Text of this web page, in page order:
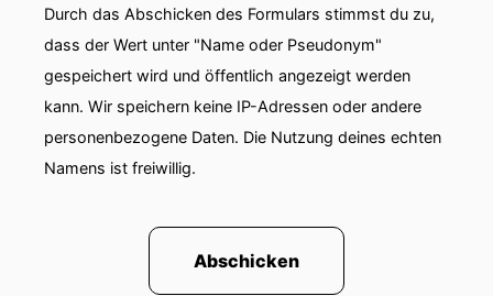
Durch das Abschicken des Formulars stimmst du zu,
dass der Wert unter "Name oder Pseudonym"
gespeichert wird und öffentlich angezeigt werden
kann. Wir speichern keine IP-Adressen oder andere
personenbezogene Daten. Die Nutzung deines echten
Namens ist freiwillig.
Abschicken